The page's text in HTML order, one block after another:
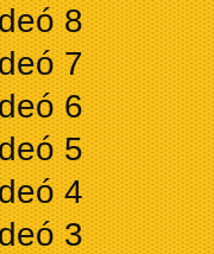
8
7
6
5
4
3